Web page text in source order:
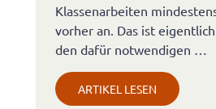
Klassenarbeiten
vorher an. Das ist
den dafür notwendigen …
ARTIKEL LESEN